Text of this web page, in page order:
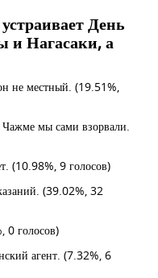
День
и Нагасаки, а
не местный. (19.51%,
мы сами взорвали.
(10.98%, 9 голосов)
(39.02%, 32
0 голосов)
агент. (7.32%, 6